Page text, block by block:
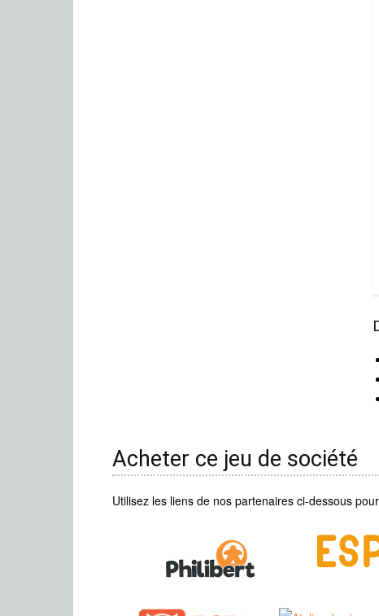
Acheter ce jeu de société
Utilisez les liens de nos partenaires ci-dessous